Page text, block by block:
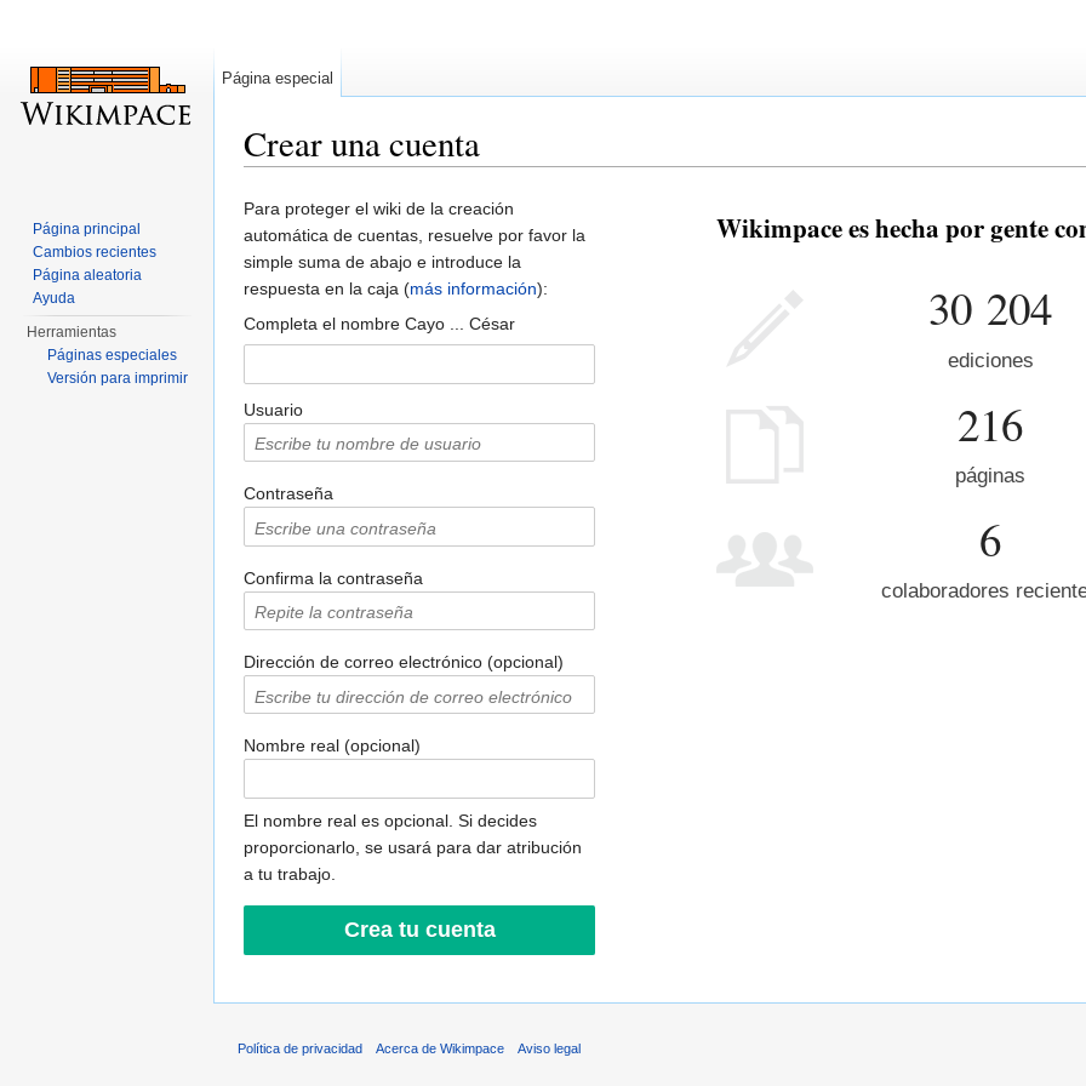
Crear una cuenta
Para proteger el wiki de la creación
automática de cuentas, resuelve por favor la
simple suma de abajo e introduce la
respuesta en la caja (más información):
Completa el nombre Cayo ... César
Usuario
Contraseña
Confirma la contraseña
Dirección de correo electrónico (opcional)
Nombre real (opcional)
El nombre real es opcional. Si decides
proporcionarlo, se usará para dar atribución
a tu trabajo.
Wikimpace es hecha por gente
30 204
ediciones
216
páginas
6
colaboradores
Página especial
Página principal
Cambios recientes
Página aleatoria
Ayuda
Herramientas
Páginas especiales
Versión para imprimir
Política de privacidad Acerca de Wikimpace Aviso legal